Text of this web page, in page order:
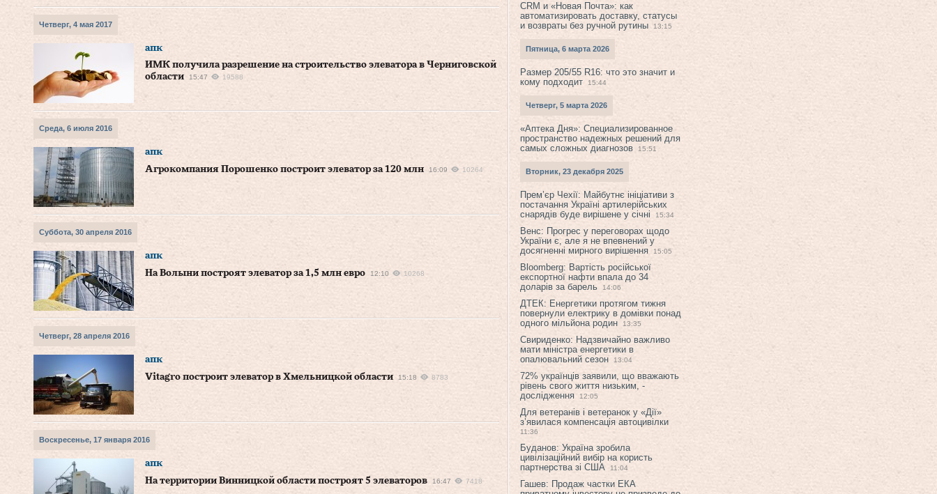
Четверг, 4 мая 2017
апк
ИМК получила разрешение на строительство элеватора в Черниговской
области
15:47 19588
Среда, 6 июля 2016
апк
Агрокомпания Порошенко построит элеватор за 120 млн
16:09 10264
Суббота, 30 апреля 2016
апк
На Волыни построят элеватор за 1,5 млн евро
12:10 10268
Четверг, 28 апреля 2016
апк
Vitagro построит элеватор в Хмельницкой области
15:18 8783
Воскресенье, 17 января 2016
апк
На территории Винницкой области построят 5 элеваторов
16:47 7418
CRM и «Новая Почта»: как
автоматизировать доставку, статусы
и возвраты без ручной рутины
13:15
Пятница, 6 марта 2026
Размер 205/55 R16: что это значит и
кому подходит
15:44
Четверг, 5 марта 2026
«Аптека Дня»: Специализированное
пространство надежных решений для
самых сложных диагнозов
15:51
Вторник, 23 декабря 2025
Прем’єр Чехії: Майбутнє ініціативи з
постачання Україні артилерійських
снарядів буде вирішене у січні
15:34
Венс: Прогрес у переговорах щодо
України є, але я не впевнений у
досягненні мирного вирішення
15:05
Bloomberg: Вартість російської
експортної нафти впала до 34
доларів за барель
14:06
ДТЕК: Енергетики протягом тижня
повернули електрику в домівки понад
одного мільйона родин
13:35
Свириденко: Надзвичайно важливо
мати міністра енергетики в
опалювальний сезон
13:04
72% українців заявили, що вважають
рівень свого життя низьким, -
дослідження
12:05
Для ветеранів і ветеранок у «Дії»
з’явилася компенсація автоцивілки
11:36
Буданов: Україна зробила
цивілізаційний вибір на користь
партнерства зі США
11:04
Гашев: Продаж частки ЕКА